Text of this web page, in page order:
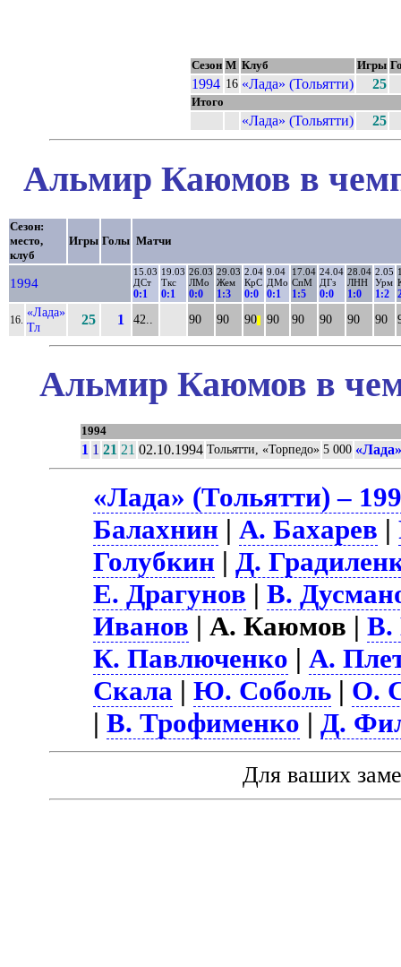
Сезон М Клуб Игры
1994 16 «Лада» (Тольятти) 25
Итого
«Лада» (Тольятти) 25
Альмир Каюмов в
Сезон:
место,
клуб
Игры Голы Матчи
1994
15.03
ДСт
0:1
19.03
Ткс
0:1
26.03
ЛМо
0:0
29.03
Жем
1:3
2.04
КрС
0:0
9.04
ДМо
0:1
17.04
СпМ
1:5
24.04
ДГз
0:0
28.04
ЛНН
1:0
2.05
Урм
1:2
16.
«Лада»
Тл
25 1 42.. 90 90 90 90 90 90 90 90
Альмир Каюмов в
1994
1 1 21 21 02.10.1994 Тольятти, «Торпедо» 5 000
«Лада» (Тольятти) –
Балахнин |А. Бахарев |
Голубкин |Д.
Е. Драгунов |В.
Иванов | А. Каюмов |В.
К. Павлюченко |А.
Скала |Ю. Соболь | О.
|В. Трофименко |Д.
Для ваших